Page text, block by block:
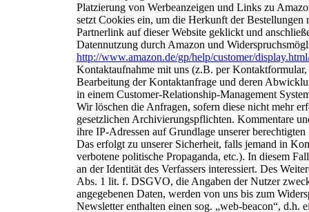
Platzierung von Werbeanzeigen und Links zu
setzt Cookies ein, um die Herkunft der Bestellungen
Partnerlink auf dieser Website geklickt und
Datennutzung durch Amazon und
http://www.amazon.de/gp/help/customer/
Kontaktaufnahme mit uns (z.B. per
Bearbeitung der Kontaktanfrage und deren
in einem Customer-Relationship-Management
Wir löschen die Anfragen, sofern diese nicht mehr
gesetzlichen Archivierungspflichten. Kommentare
ihre IP-Adressen auf Grundlage unserer
Das erfolgt zu unserer Sicherheit, falls jemand in
verbotene politische Propaganda, etc.). In diesem
an der Identität des Verfassers interessiert. Des
Abs. 1 lit. f. DSGVO, die Angaben der Nutzer
angegebenen Daten, werden von uns bis zum
Newsletter enthalten einen sog. „web-beacon“,